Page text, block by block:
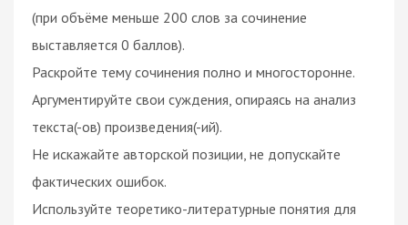
(при объёме меньше 200 слов за сочинение
выставляется 0 баллов).
Раскройте тему сочинения полно и многосторонне.
Аргументируйте свои суждения, опираясь на анализ
текста(-ов) произведения(-ий).
Не искажайте авторской позиции, не допускайте
фактических ошибок.
Используйте теоретико-литературные понятия для